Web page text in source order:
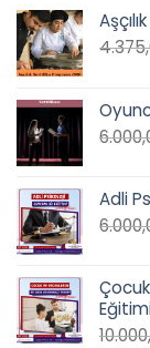
Adli
Eğitimi